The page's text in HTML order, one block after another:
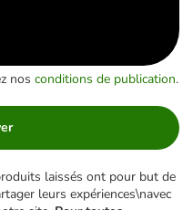
nos conditions de publication.
laissés ont pour but de
leurs expériences\navec